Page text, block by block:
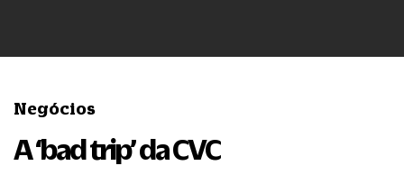
Negócios
A ‘bad trip’ da CVC